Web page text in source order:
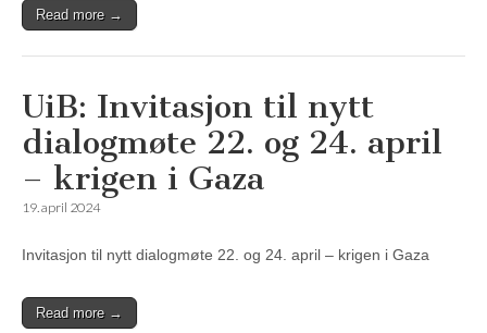
Read more →
UiB: Invitasjon til nytt
dialogmøte 22. og 24. april
– krigen i Gaza
19. april 2024
Invitasjon til nytt dialogmøte 22. og 24. april – krigen i Gaza
Read more →